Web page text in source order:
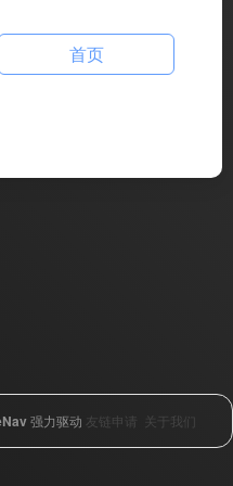
首页
强力驱动 友链申请 关于我们